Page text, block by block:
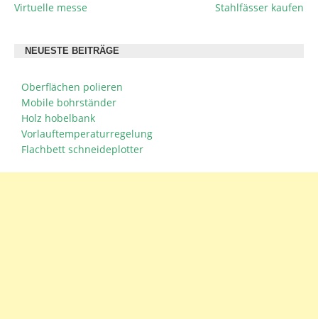
BEITRAGSNAVIGATION
Virtuelle messe Stahlfässer kaufen
NEUESTE BEITRÄGE
Oberflächen polieren
Mobile bohrständer
Holz hobelbank
Vorlauftemperaturregelung
Flachbett schneideplotter